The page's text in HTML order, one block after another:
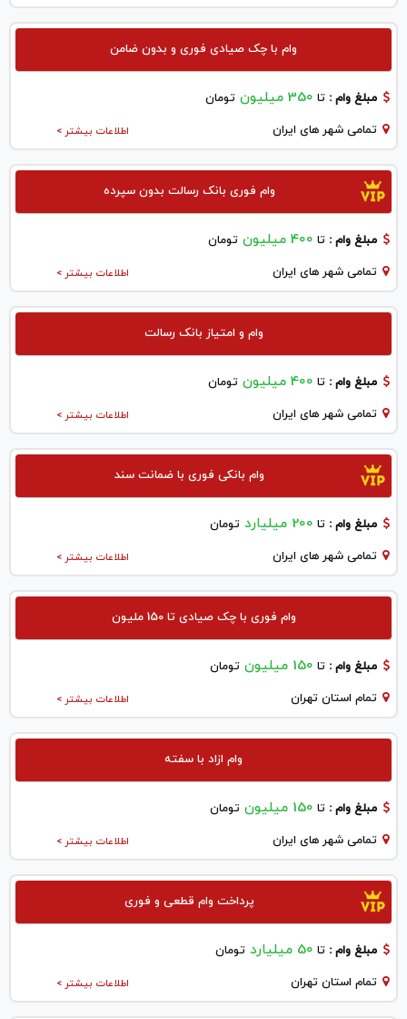
وام با چک صیادی فوری و بدون ضامن
مبلغ وام : تا 350 میلیون تومان
اطلاعات بیشتر > تمامی شهر های ایران
وام فوری بانک رسالت بدون سپرده
مبلغ وام : تا 400 میلیون تومان
اطلاعات بیشتر > تمامی شهر های ایران
وام و امتیاز بانک رسالت
مبلغ وام : تا 400 میلیون تومان
اطلاعات بیشتر > تمامی شهر های ایران
وام بانکی فوری با ضمانت سند
مبلغ وام : تا 200 میلیارد تومان
اطلاعات بیشتر > تمامی شهر های ایران
وام فوری با چک صیادی تا 150 ملیون
مبلغ وام : تا 150 میلیون تومان
اطلاعات بیشتر > تمام استان تهران
وام ازاد با سفته
مبلغ وام : تا 150 میلیون تومان
اطلاعات بیشتر > تمامی شهر های ایران
پرداخت وام قطعی و فوری
مبلغ وام : تا 50 میلیارد تومان
اطلاعات بیشتر > تمام استان تهران